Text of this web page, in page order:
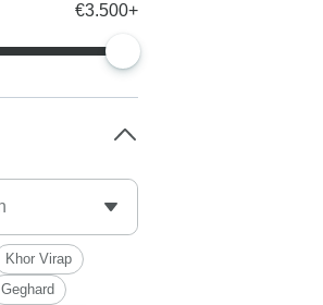
€3.500+
Khor Virap
Geghard